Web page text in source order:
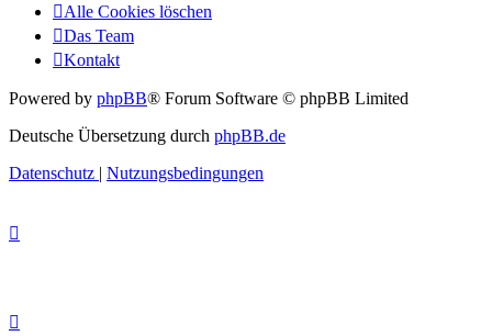
Alle Cookies löschen
Das Team
Kontakt
Powered by phpBB® Forum Software © phpBB Limited
Deutsche Übersetzung durch phpBB.de
Datenschutz | Nutzungsbedingungen